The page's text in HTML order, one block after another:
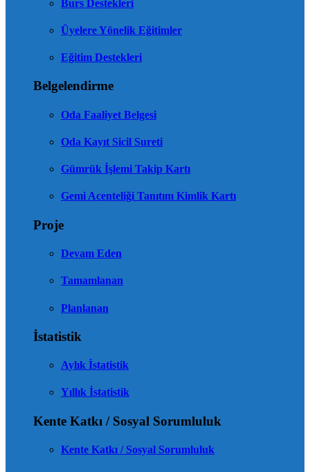
Burs Destekleri
Üyelere Yönelik Eğitimler
Eğitim Destekleri
Belgelendirme
Oda Faaliyet Belgesi
Oda Kayıt Sicil Sureti
Gümrük İşlemi Takip Kartı
Gemi Acenteliği Tanıtım Kimlik Kartı
Proje
Devam Eden
Tamamlanan
Planlanan
İstatistik
Aylık İstatistik
Yıllık İstatistik
Kente Katkı / Sosyal Sorumluluk
Kente Katkı / Sosyal Sorumluluk